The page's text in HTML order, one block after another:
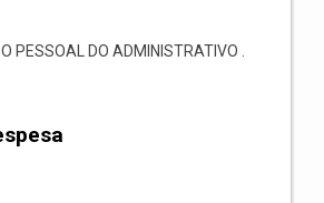
PESSOAL DO ADMINISTRATIVO .